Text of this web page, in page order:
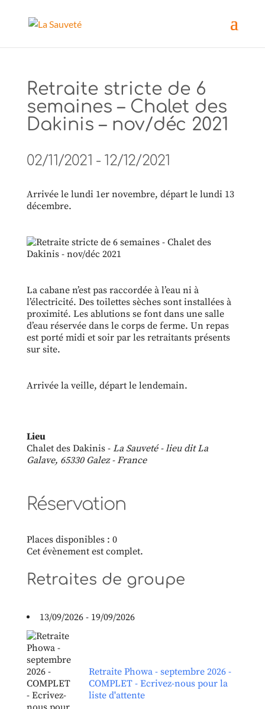
Retraite stricte de 6
semaines – Chalet des
Dakinis – nov/déc 2021
02/11/2021 - 12/12/2021
Arrivée le lundi 1er novembre, départ le lundi 13
décembre.
La cabane n’est pas raccordée à l’eau ni à
l’électricité. Des toilettes sèches sont installées à
proximité. Les ablutions se font dans une salle
d’eau réservée dans le corps de ferme. Un repas
est porté midi et soir par les retraitants présents
sur site.
Arrivée la veille, départ le lendemain.
Lieu
Chalet des Dakinis - La Sauveté - lieu dit La
Galave, 65330 Galez - France
Réservation
Places disponibles : 0
Cet évènement est complet.
Retraites de groupe
13/09/2026 - 19/09/2026
Retraite Phowa - septembre 2026 -
COMPLET - Ecrivez-nous pour la
liste d'attente